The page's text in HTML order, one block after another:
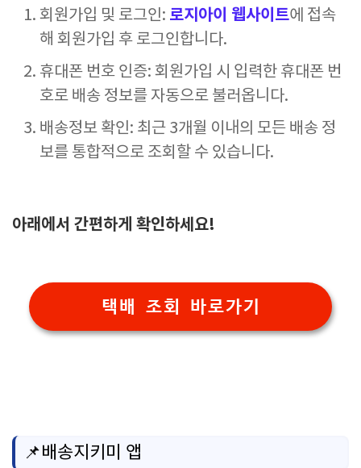
회원가입 및 로그인: 로지아이 웹사이트에 접속
해 회원가입 후 로그인합니다.
휴대폰 번호 인증: 회원가입 시 입력한 휴대폰 번
호로 배송 정보를 자동으로 불러옵니다.
배송정보 확인: 최근 3개월 이내의 모든 배송 정
보를 통합적으로 조회할 수 있습니다.
아래에서 간편하게 확인하세요!
택배 조회 바로가기
📌배송지키미 앱